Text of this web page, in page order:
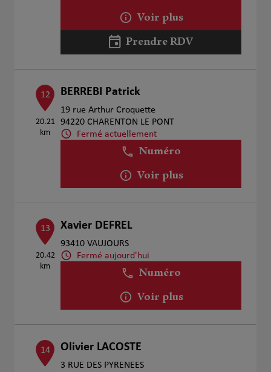
Voir plus
Prendre RDV
12
20.21
km
BERREBI Patrick
19 rue Arthur Croquette
94220 CHARENTON LE PONT
Fermé actuellement
Numéro
Voir plus
13
20.42
km
Xavier DEFREL
93410 VAUJOURS
Fermé aujourd'hui
Numéro
Voir plus
14 Olivier LACOSTE
3 RUE DES PYRENEES